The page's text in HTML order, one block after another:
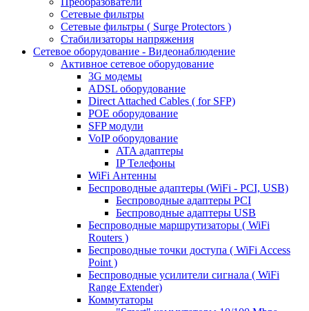
Сетевые фильтры
Сетевые фильтры ( Surge Protectors )
Стабилизаторы напряжения
Сетевое оборудование - Видеонаблюдение
Активное сетевое оборудование
3G модемы
ADSL оборудование
Direct Attached Cables ( for SFP)
POE оборудование
SFP модули
VoIP оборудование
ATA адаптеры
IP Телефоны
WiFi Антенны
Беспроводные адаптеры (WiFi - PCI, USB)
Беспроводные адаптеры PCI
Беспроводные адаптеры USB
Беспроводные маршрутизаторы ( WiFi
Routers )
Беспроводные точки доступа ( WiFi Access
Point )
Беспроводные усилители сигнала ( WiFi
Range Extender)
Коммутаторы